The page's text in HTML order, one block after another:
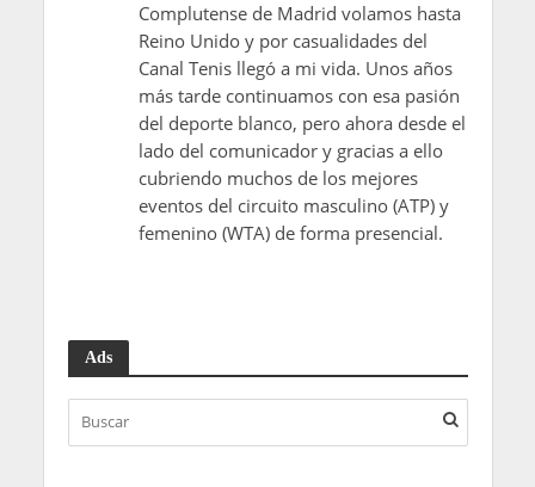
Complutense de Madrid volamos hasta
Reino Unido y por casualidades del
Canal Tenis llegó a mi vida. Unos años
más tarde continuamos con esa pasión
del deporte blanco, pero ahora desde el
lado del comunicador y gracias a ello
cubriendo muchos de los mejores
eventos del circuito masculino (ATP) y
femenino (WTA) de forma presencial.
Ads